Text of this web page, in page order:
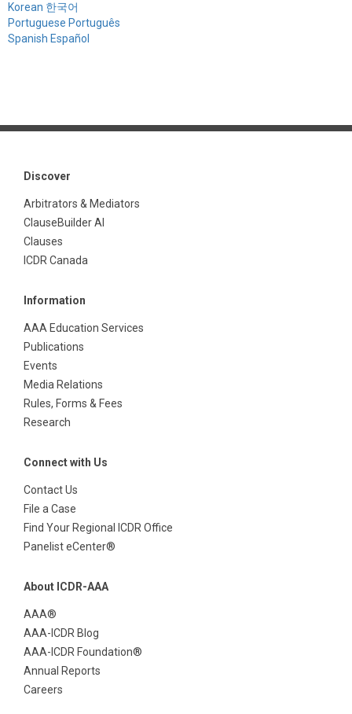
Korean 한국어
Portuguese Português
Spanish Español
Discover
Arbitrators & Mediators
ClauseBuilder AI
Clauses
ICDR Canada
Information
AAA Education Services
Publications
Events
Media Relations
Rules, Forms & Fees
Research
Connect with Us
Contact Us
File a Case
Find Your Regional ICDR Office
Panelist eCenter®
About ICDR-AAA
AAA®
AAA-ICDR Blog
AAA-ICDR Foundation®
Annual Reports
Careers